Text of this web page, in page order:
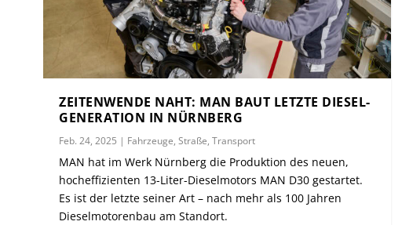
ZEITENWENDE NAHT: MAN BAUT LETZTE DIESEL-
GENERATION IN NÜRNBERG
Feb. 24, 2025 | Fahrzeuge,Straße,Transport
MAN hat im Werk Nürnberg die Produktion des neuen,
hocheffizienten 13-Liter-Dieselmotors MAN D30 gestartet.
Es ist der letzte seiner Art – nach mehr als 100 Jahren
Dieselmotorenbau am Standort.